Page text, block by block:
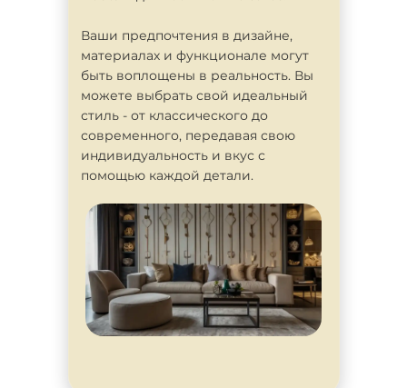
Ваши предпочтения в дизайне,
материалах и функционале могут
быть воплощены в реальность. Вы
можете выбрать свой идеальный
стиль - от классического до
современного, передавая свою
индивидуальность и вкус с
помощью каждой детали.